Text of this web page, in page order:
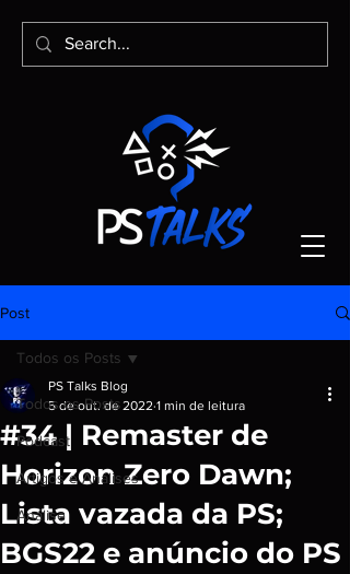
Post
Todos os Posts
Podcast
Artigos e Análises
Análise
Todos os Posts
#34 | Remaster de
Horizon Zero Dawn;
Lista vazada da PS;
BGS22 e anúncio do PS
PS Talks Blog
5 de out. de 2022 1 min de leitura